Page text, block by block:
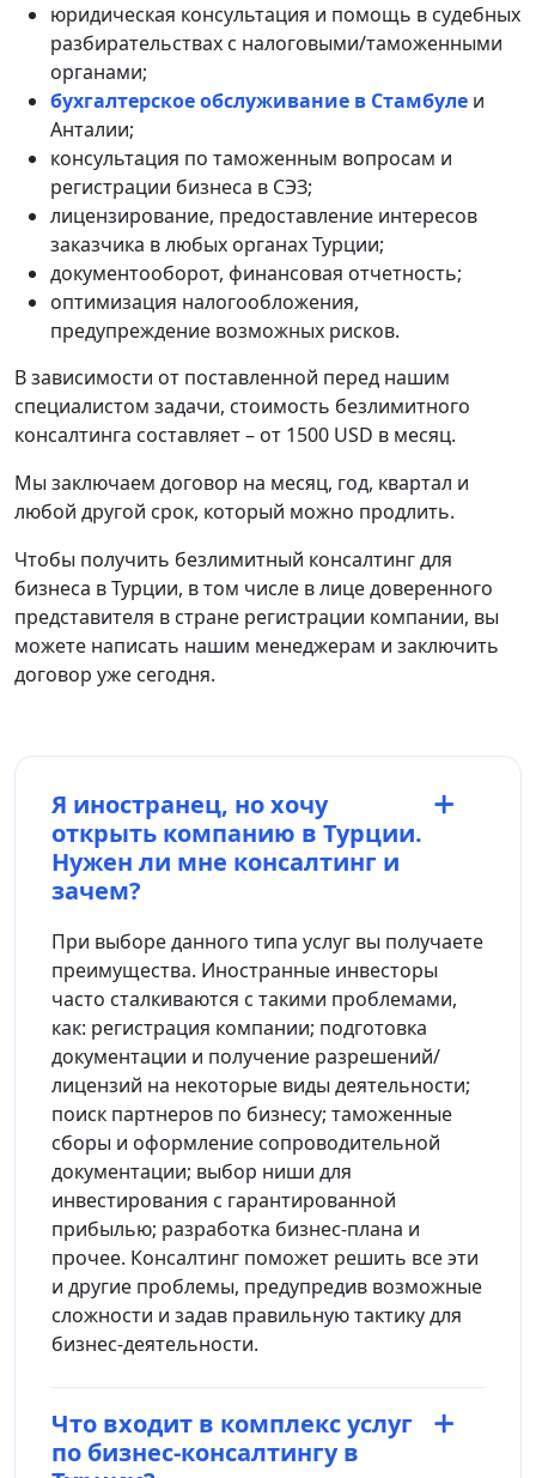
юридическая консультация и помощь в судебных
разбирательствах с налоговыми/таможенными
органами;
бухгалтерское обслуживание в Стамбуле и
Анталии;
консультация по таможенным вопросам и
регистрации бизнеса в СЭЗ;
лицензирование, предоставление интересов
заказчика в любых органах Турции;
документооборот, финансовая отчетность;
оптимизация налогообложения,
предупреждение возможных рисков.
В зависимости от поставленной перед нашим
специалистом задачи, стоимость безлимитного
консалтинга составляет – от 1500 USD в месяц.
Мы заключаем договор на месяц, год, квартал и
любой другой срок, который можно продлить.
Чтобы получить безлимитный консалтинг для
бизнеса в Турции, в том числе в лице доверенного
представителя в стране регистрации компании, вы
можете написать нашим менеджерам и заключить
договор уже сегодня.
Я иностранец, но хочу
открыть компанию в Турции.
Нужен ли мне консалтинг и
зачем?
При выборе данного типа услуг вы получаете
преимущества. Иностранные инвесторы
часто сталкиваются с такими проблемами,
как: регистрация компании; подготовка
документации и получение разрешений/
лицензий на некоторые виды деятельности;
поиск партнеров по бизнесу; таможенные
сборы и оформление сопроводительной
документации; выбор ниши для
инвестирования с гарантированной
прибылью; разработка бизнес-плана и
прочее. Консалтинг поможет решить все эти
и другие проблемы, предупредив возможные
сложности и задав правильную тактику для
бизнес-деятельности.
Что входит в комплекс услуг
по бизнес-консалтингу в